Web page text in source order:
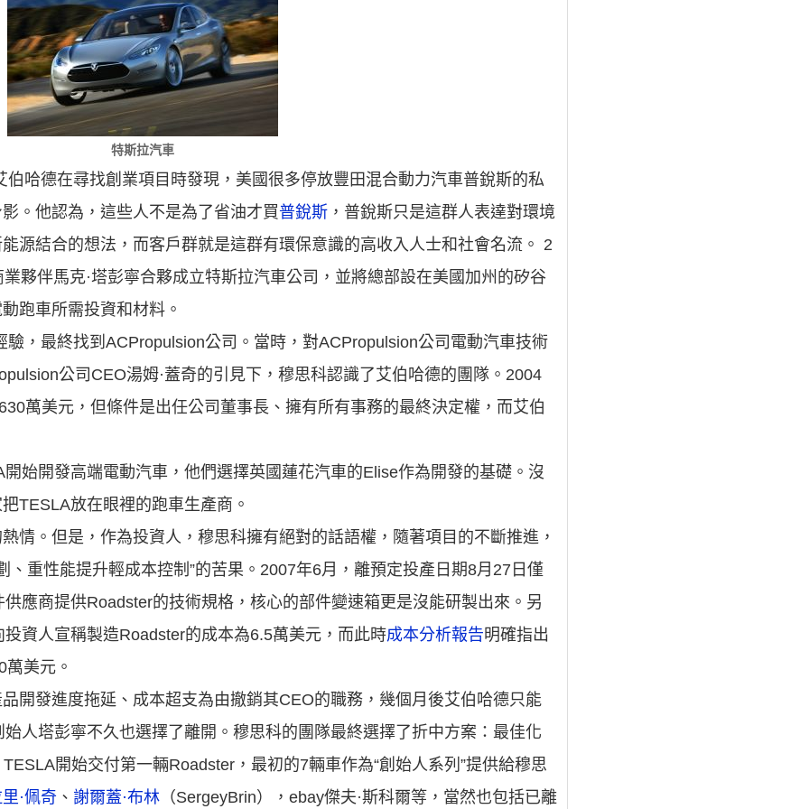
特斯拉汽車
伯哈德在尋找創業項目時發現，美國很多停放豐田混合動力汽車普銳斯的私
。他認為，這些人不是為了省油才買普銳斯 ，普銳斯只是這群人表達對環境
源結合的想法，而客戶群就是這群有環保意識的高收入人士和社會名流。 2
夥伴馬克·塔彭寧合夥成立特斯拉汽車公司，並將總部設在美國加州的矽谷
跑車所需投資和材料。
驗，最終找到ACPropulsion公司。當時，對ACPropulsion公司電動汽車技術
公司CEO湯姆·蓋奇的引見下，穆思科認識了艾伯哈德的團隊。2004
萬美元，但條件是出任公司董事長、擁有所有事務的最終決定權，而艾伯
始開發高端電動汽車，他們選擇英國蓮花汽車的Elise作為開發的基礎。沒
TESLA放在眼裡的跑車生產商。
情。但是，作為投資人，穆思科擁有絕對的話語權，隨著項目的不斷推進，
、重性能提升輕成本控制”的苦果。2007年6月，離預定投產日期8月27日僅
應商提供Roadster的技術規格，核心的部件變速箱更是沒能研製出來。另
資人宣稱製造Roadster的成本為6.5萬美元，而此時成本分析報告明確指出
美元。
開發進度拖延、成本超支為由撤銷其CEO的職務，幾個月後艾伯哈德只能
人塔彭寧不久也選擇了離開。穆思科的團隊最終選擇了折中方案：最佳化
開始交付第一輛Roadster，最初的7輛車作為“創始人系列”提供給穆思
·佩奇 、 謝爾蓋·布林 （SergeyBrin），ebay傑夫·斯科爾等，當然也包括已離